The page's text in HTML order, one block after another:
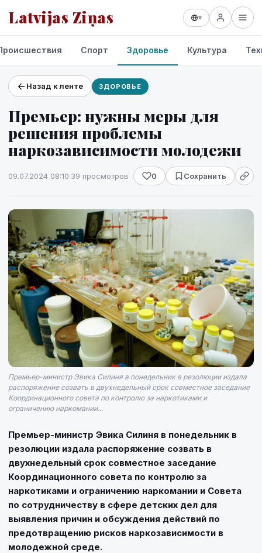
Latvijas Ziņas ▾
Проекты и сервисы
Прогноз погоды
Спорт Здоровье Культура
Назад к ленте ЗДОРОВЬЕ
Премьер: нужны меры для
решения проблемы
наркозависимости молодежи
09.07.2024 08:10·39 просмотров 0 Сохранить
Премьер-министр Эвика Силиня в понедельник в резолюции издала
распоряжение созвать в двухнедельный срок совместное заседание
Координационного совета по контролю за наркотиками и
ограничению наркомании...
Премьер-министр Эвика Силиня в понедельник в
резолюции издала распоряжение созвать в
двухнедельный срок совместное заседание
Координационного совета по контролю за
наркотиками и ограничению наркомании и Совета
по сотрудничеству в сфере детских дел для
выявления причин и обсуждения действий по
предотвращению рисков наркозависимости в
молодежной среде.